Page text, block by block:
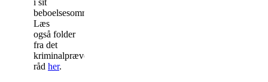
i sit
beboelsesområde.
Læs
også folder
fra det
kriminalpræventive
råd her.